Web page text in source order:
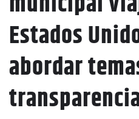
Estados
abordar